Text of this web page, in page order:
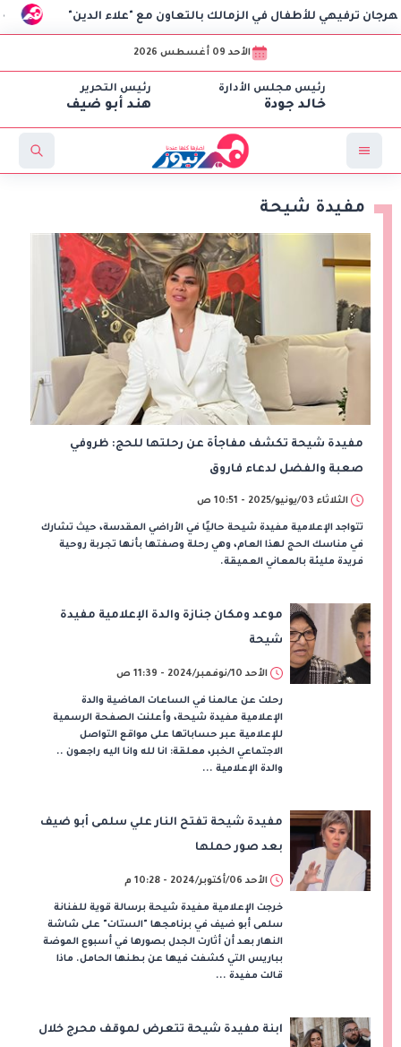
«تطوير التعليم في الزمالك بالتعاون مع "علاء الدين"
الأحد 09 أغسطس 2026
رئيس مجلس الأدارة
خالد جودة
رئيس التحرير
هند أبو ضيف
مفيدة شيحة
مفيدة شيحة تكشف مفاجأة عن رحلتها للحج: ظروفي
صعبة والفضل لدعاء فاروق
الثلاثاء 03/يونيو/2025 - 10:51 ص
تتواجد الإعلامية مفيدة شيحة حاليًا في الأراضي المقدسة، حيث تشارك
في مناسك الحج لهذا العام، وهي رحلة وصفتها بأنها تجربة روحية
فريدة مليئة بالمعاني العميقة.
موعد ومكان جنازة والدة الإعلامية مفيدة
شيحة
الأحد 10/نوفمبر/2024 - 11:39 ص
رحلت عن عالمنا في الساعات الماضية والدة
الإعلامية مفيدة شيحة، وأعلنت الصفحة الرسمية
للإعلامية عبر حساباتها على مواقع التواصل
الاجتماعي الخبر، معلقة: انا لله وانا اليه راجعون ..
والدة الإعلامية ...
مفيدة شيحة تفتح النار علي سلمى أبو ضيف
بعد صور حملها
الأحد 06/أكتوبر/2024 - 10:28 م
خرجت الإعلامية مفيدة شيحة برسالة قوية للفنانة
سلمى أبو ضيف في برنامجها "الستات" على شاشة
النهار بعد أن أثارت الجدل بصورها في أسبوع الموضة
بباريس التي كشفت فيها عن بطنها الحامل. ماذا
قالت مفيدة ...
ابنة مفيدة شيحة تتعرض لموقف محرج خلال